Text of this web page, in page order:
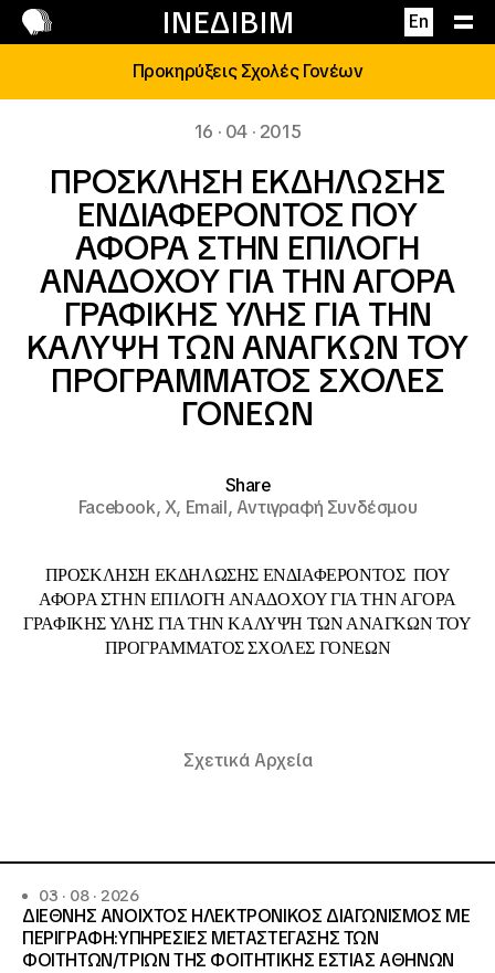
ΙΝΕΔΙΒΙΜ En
Επικοινωνία
Προκηρύξεις Σχολές Γονέων
16 · 04 · 2015
ΠΡΟΣΚΛΗΣΗ ΕΚΔΗΛΩΣΗΣ
ΕΝΔΙΑΦΕΡΟΝΤΟΣ ΠΟΥ
ΑΦΟΡΑ ΣΤΗΝ ΕΠΙΛΟΓΗ
ΑΝΑΔΟΧΟΥ ΓΙΑ ΤΗΝ ΑΓΟΡΑ
ΓΡΑΦΙΚΗΣ ΥΛΗΣ ΓΙΑ ΤΗΝ
ΚΑΛΥΨΗ ΤΩΝ ΑΝΑΓΚΩΝ ΤΟΥ
ΠΡΟΓΡΑΜΜΑΤΟΣ ΣΧΟΛΕΣ
ΓΟΝΕΩΝ
Share
Facebook,X, Email,Αντιγραφή Συνδέσμου
ΠΡΟΣΚΛΗΣΗ ΕΚΔΗΛΩΣΗΣ ΕΝΔΙΑΦΕΡΟΝΤΟΣ ΠΟΥ
ΑΦΟΡΑ ΣΤΗΝ ΕΠΙΛΟΓΗ ΑΝΑΔΟΧΟΥ ΓΙΑ ΤΗΝ ΑΓΟΡΑ
ΓΡΑΦΙΚΗΣ ΥΛΗΣ ΓΙΑ ΤΗΝ ΚΑΛΥΨΗ ΤΩΝ ΑΝΑΓΚΩΝ ΤΟΥ
ΠΡΟΓΡΑΜΜΑΤΟΣ ΣΧΟΛΕΣ ΓΟΝΕΩΝ
Σχετικά Αρχεία
03 · 08 · 2026
ΔΙΕΘΝΗΣ ΑΝΟΙΧΤΟΣ ΗΛΕΚΤΡΟΝΙΚΟΣ ΔΙΑΓΩΝΙΣΜΟΣ ΜΕ
ΠΕΡΙΓΡΑΦΗ:ΥΠΗΡΕΣΙΕΣ METAΣΤΕΓΑΣΗΣ ΤΩΝ
ΦΟΙΤΗΤΩΝ/ΤΡΙΩΝ ΤΗΣ ΦΟΙΤΗΤΙΚΗΣ ΕΣΤΙΑΣ ΑΘΗΝΩΝ